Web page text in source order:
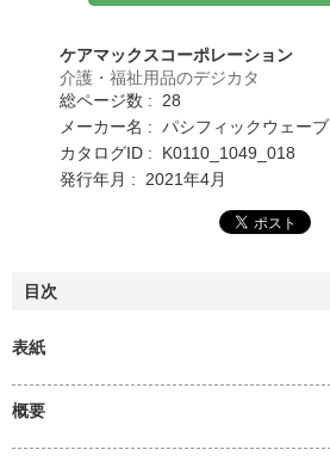
ケアマックスコーポレーション
介護・福祉用品のデジカタ
総ページ数 : 28
メーカー名 : パシフィックウェーブ
カタログID : K0110_1049_018
発行年月 : 2021年4月
目次
表紙
概要